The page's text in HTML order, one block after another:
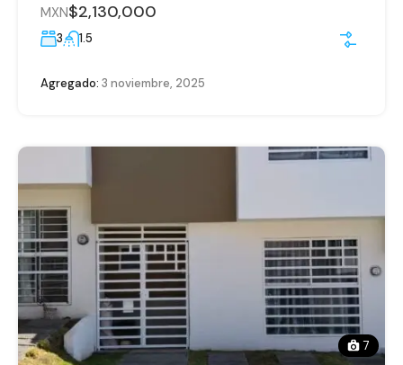
MXN$2,130,000
3 1.5
Agregado: 3 noviembre, 2025
7